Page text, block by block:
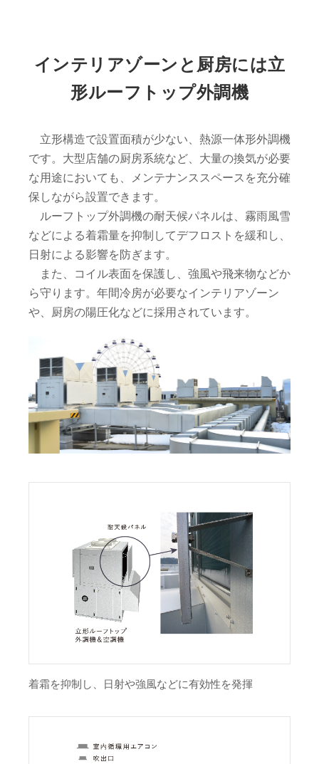
インテリアゾーンと厨房には立
形ルーフトップ外調機
立形構造で設置面積が少ない、熱源一体形外調機
です。大型店舗の厨房系統など、大量の換気が必要
な用途においても、メンテナンススペースを充分確
保しながら設置できます。
ルーフトップ外調機の耐天候パネルは、霧雨風雪
などによる着霜量を抑制してデフロストを緩和し、
日射による影響を防ぎます。
また、コイル表面を保護し、強風や飛来物などか
ら守ります。年間冷房が必要なインテリアゾーン
や、厨房の陽圧化などに採用されています。
着霜を抑制し、日射や強風などに有効性を発揮